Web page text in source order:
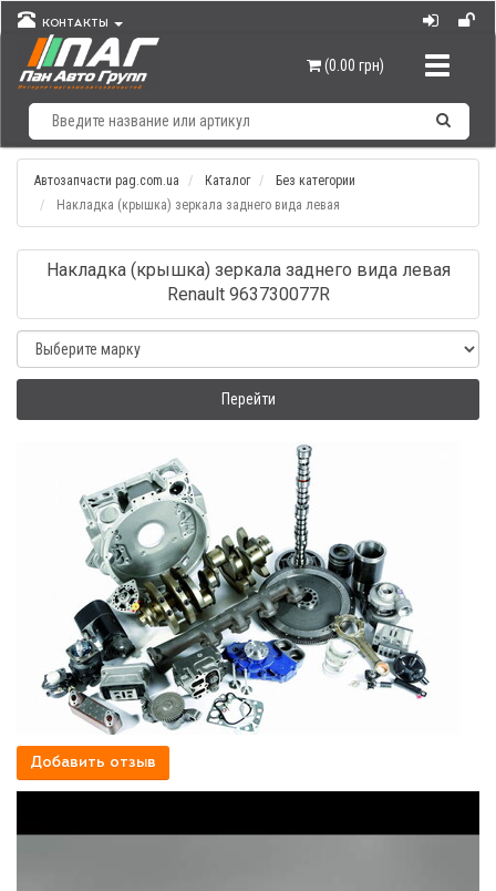
КОНТАКТЫ
(0.00 грн)
Автозапчасти pag.com.ua Каталог
Без категории
Накладка (крышка) зеркала заднего вида левая
Накладка (крышка) зеркала заднего вида левая
Renault 963730077R
Перейти
Добавить отзыв